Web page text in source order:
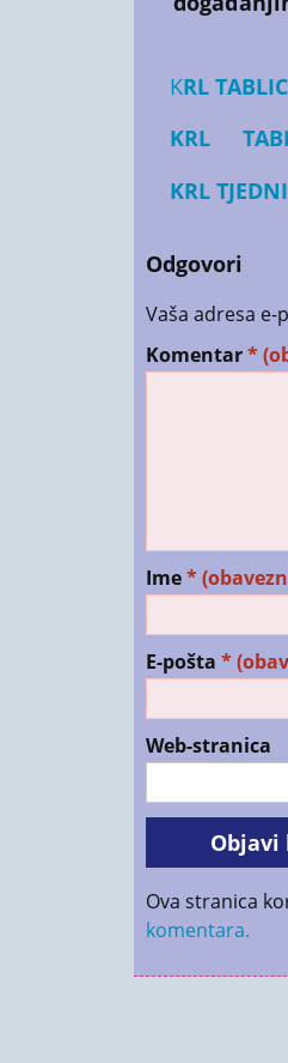
KRL
KRL
KRL
Odgovori
Vaša adresa
Komentar*
Ime*
E-pošta *
Web-stranica
Ova stranica
komentara.